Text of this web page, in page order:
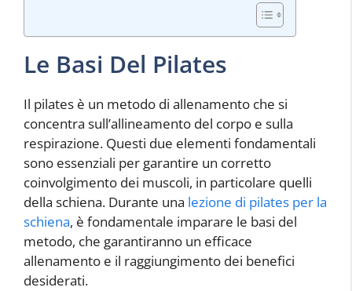
Le Basi Del Pilates
Il pilates è un metodo di allenamento che si
concentra sull’allineamento del corpo e sulla
respirazione. Questi due elementi fondamentali
sono essenziali per garantire un corretto
coinvolgimento dei muscoli, in particolare quelli
della schiena. Durante una lezione di pilates per la
schiena, è fondamentale imparare le basi del
metodo, che garantiranno un efficace
allenamento e il raggiungimento dei benefici
desiderati.